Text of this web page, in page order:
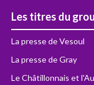
Les titres du
La presse de Vesoul
La presse de Gray
Le Châtillonnais et